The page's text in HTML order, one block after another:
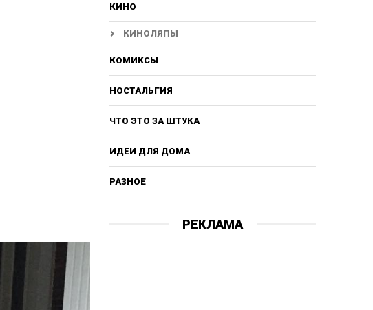
КИНО
КИНОЛЯПЫ
КОМИКСЫ
НОСТАЛЬГИЯ
ЧТО ЭТО ЗА ШТУКА
ИДЕИ ДЛЯ ДОМА
РАЗНОЕ
РЕКЛАМА